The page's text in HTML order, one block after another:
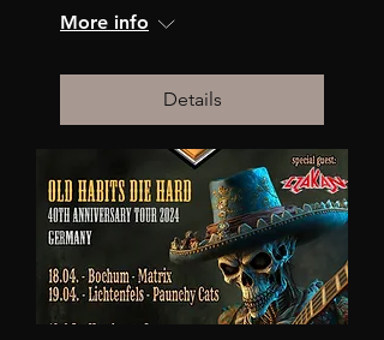
More info
Details